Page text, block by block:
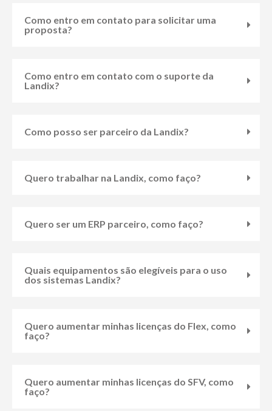
Como entro em contato para solicitar uma
proposta?
Como entro em contato com o suporte da
Landix?
Como posso ser parceiro da Landix?
Quero trabalhar na Landix, como faço?
Quero ser um ERP parceiro, como faço?
Quais equipamentos são elegíveis para o uso
dos sistemas Landix?
Quero aumentar minhas licenças do Flex, como
faço?
Quero aumentar minhas licenças do SFV, como
faço?